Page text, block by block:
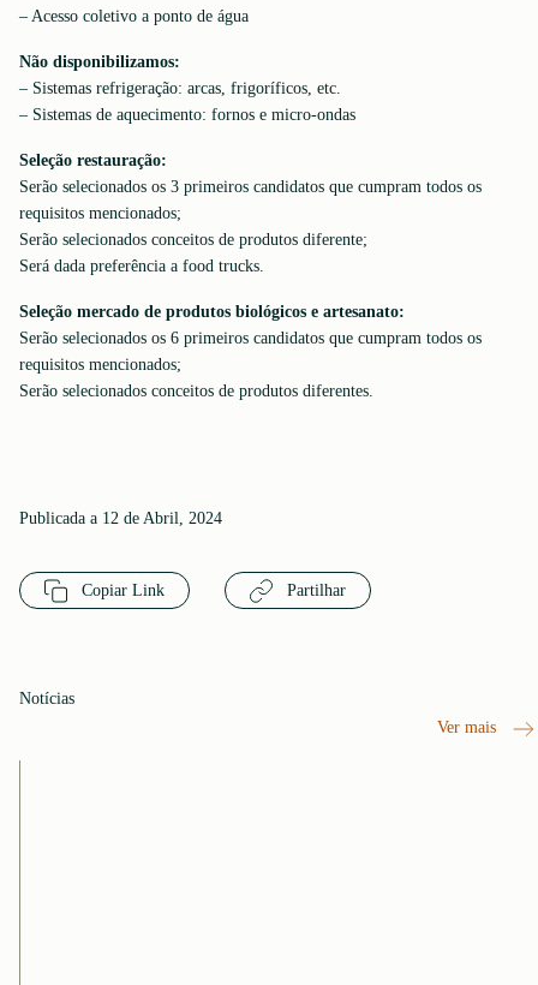
– Acesso coletivo a ponto de água
Não disponibilizamos:
– Sistemas refrigeração: arcas, frigoríficos, etc.
– Sistemas de aquecimento: fornos e micro-ondas
Seleção restauração:
Serão selecionados os 3 primeiros candidatos que cumpram todos os
requisitos mencionados;
Serão selecionados conceitos de produtos diferente;
Será dada preferência a food trucks.
Seleção mercado de produtos biológicos e artesanato:
Serão selecionados os 6 primeiros candidatos que cumpram todos os
requisitos mencionados;
Serão selecionados conceitos de produtos diferentes.
Publicada a 12 de Abril, 2024
Copiar Link Partilhar
Notícias
Ver mais